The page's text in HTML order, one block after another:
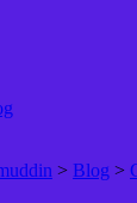
> Blog >